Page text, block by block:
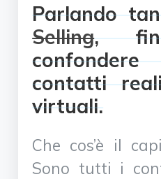
Parlando
Selling,
contatti
virtuali.
Che cos’è il
Sono tutti i